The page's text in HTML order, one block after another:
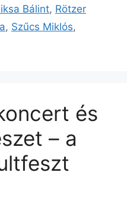
Bálint, Rötzer
, Szűcs Miklós,
és
– a